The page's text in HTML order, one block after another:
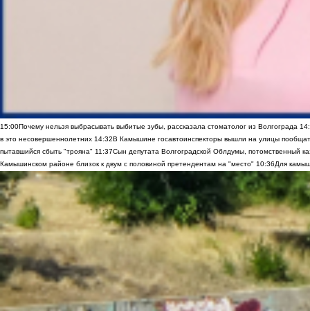
15:00Почему нельзя выбрасывать выбитые зубы, рассказала стоматолог из Волгограда
в это несовершеннолетних 14:32В Камышине госавтоинспекторы вышли на улицы
пытавшийся сбыть "трояна" 11:37Сын депутата Волгоградской Облдумы, потомственный
Камышинском районе близок к двум с половиной претендентам на "место" 10:36Для